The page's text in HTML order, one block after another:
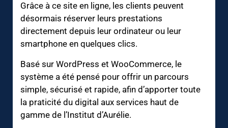
Grâce à ce site en ligne, les clients peuvent
désormais réserver leurs prestations
directement depuis leur ordinateur ou leur
smartphone en quelques clics.
Basé sur WordPress et WooCommerce, le
système a été pensé pour offrir un parcours
simple, sécurisé et rapide, afin d’apporter toute
la praticité du digital aux services haut de
gamme de l’Institut d’Aurélie.